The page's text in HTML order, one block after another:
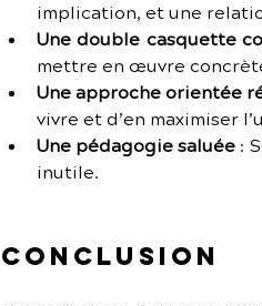
implication, et une
Une double casquette
mettre en œuvre
Une approche orientée
vivre et d’en maximiser
Une pédagogie saluée :
inutile.
Conclusion